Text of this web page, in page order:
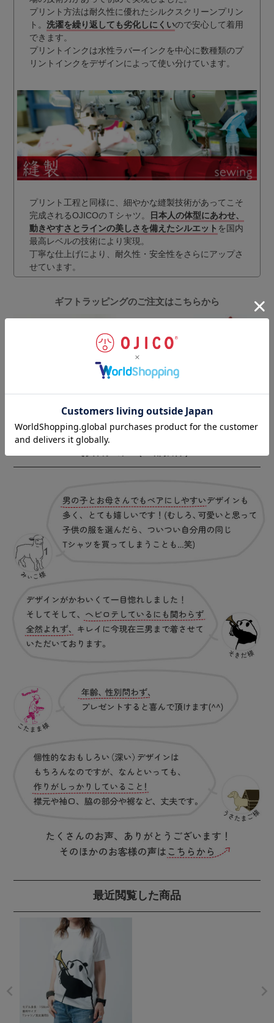
プリント方法は耐久性に優れたシルクスクリーンプリン
ト。 洗濯を繰り返しても劣化しにくいので安心して着用
できます。
プリントインクは水性ラバーインクを中心に数種類のプ
リントインクをデザインによって使い分けています。
プリント工程と同様に、細やかな縫製技術があってこそ
完成されるOJICOのＴシャツ。
日本人の体型にあわせ、
動きやすさとラインの美しさを備えたシルエット を国内
最高レベルの技術により実現。
丁寧な仕上げにより、耐久性・安全性をさらにアップさ
せています。
ギフトラッピングのご注文はこちらから
最近閲覧した商品